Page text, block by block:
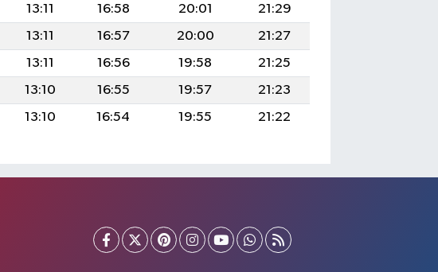
13:11 16:58 20:01
21:29
13:11 16:57 20:00
21:27
13:11 16:56 19:58
21:25
13:10 16:55 19:57
21:23
13:10 16:54 19:55 21:22